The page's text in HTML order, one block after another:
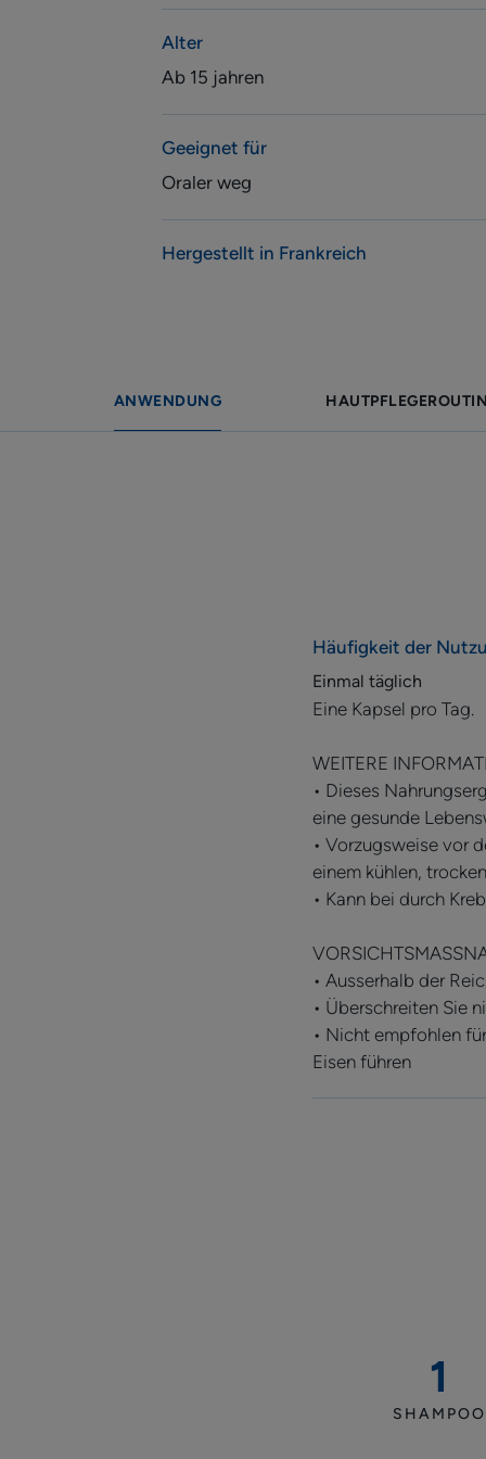
Alter
Ab 15 jahren
Geeignet für
Oraler weg
Hergestellt in Frankreich
ANWENDUNG
Häufigkeit der
Einmal täglich
Eine Kapsel pro Tag.
WEITERE
• Dieses
eine gesunde
• Vorzugsweise vor
einem kühlen,
• Kann bei durch
• Ausserhalb der
• Überschreiten Sie
• Nicht empfohlen
Eisen führen
1
SHAMPOO